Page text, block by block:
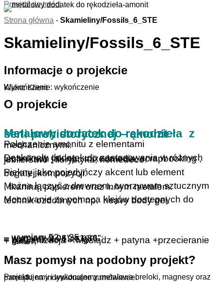
Przejdź do treści
Strona główna - Skamieliny/Fossils_6_STE
Skamieliny/Fossils_6_STE
Informacje o projekcie
Wykończenie: wykończenie
Klient: Klient
O projekcie
Metalowy dodatek do rękodzieła z serii prehistorycznej – amonit
Połączenie amonitu z elementami mechanicznymi.
Doskonały dodatek do zastosowania w różnych technikach jak np.: mixedmedia, scrapbooking , jubilerstwo , florystyka, homedeco.
Piękny jako pojedyńczy akcent lub element bogatej kompozycji.
Można łączyć z drewnem, tworzywem sztucznym , tkaniną, papierem oraz innym metalem.
Mocowanie za pomoca klejów dostepnych do technik ozdobnych np. heavy body gel.
– wymiary 52 x 35 mm;
– wymiary 2,06” x 1,36”;
– waga około 18,5 g;
– galwanizacja – Mosiądz +
patyna +przecieranie + lakier;
Masz pomysł na podobny projekt?
Projektujemy i wykonujemy metalowe breloki, magnesy oraz pamiątki na indywidualne zamówienie.